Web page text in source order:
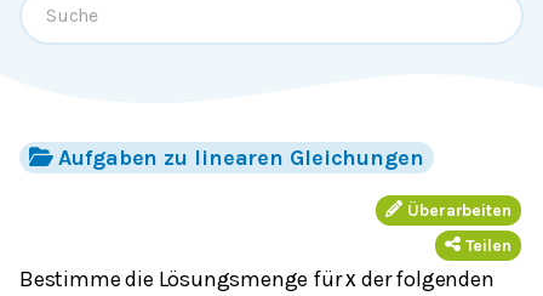
Aufgaben zu linearen Gleichungen
Überarbeiten
Teilen
Bestimme die Lösungsmenge fürx der folgenden